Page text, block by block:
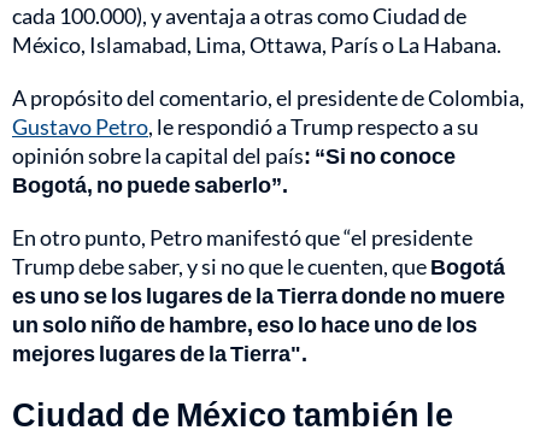
cada 100.000), y aventaja a otras como Ciudad de
México, Islamabad, Lima, Ottawa, París o La Habana.
A propósito del comentario, el presidente de Colombia,
Gustavo Petro, le respondió a Trump respecto a su
opinión sobre la capital del país: “Si no conoce
Bogotá, no puede saberlo”.
En otro punto, Petro manifestó que “el presidente
Trump debe saber, y si no que le cuenten, queBogotá
es uno se los lugares de la Tierra donde no muere
un solo niño de hambre, eso lo hace uno de los
mejores lugares de la Tierra".
Ciudad de México también le